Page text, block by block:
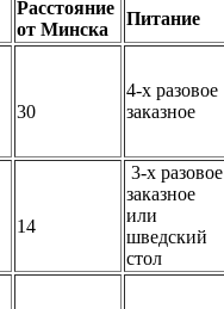
Расстояние
от Минска
Питание
30
4-х разовое
заказное
14
3-х разовое
заказное
или
шведский
стол